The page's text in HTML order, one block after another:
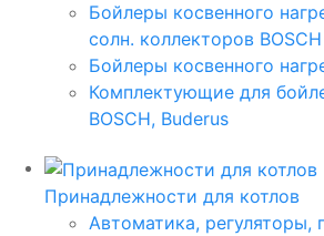
Бойлеры косвенного
солн. коллекторов BOSCH
Бойлеры косвенного
Комплектующие для
BOSCH, Buderus
Принадлежности для котлов
Автоматика, регуляторы,